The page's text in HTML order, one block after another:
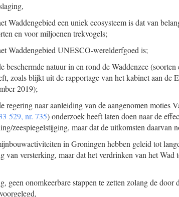
Waddengebied een uniek ecosysteem is dat van
en voor miljoenen trekvogels;
Waddengebied UNESCO-werelderfgoed is;
beschermde natuur in en rond de Waddenzee
zoals blijkt uit de rapportage van het kabinet aan de
2019);
regering naar aanleiding van de aangenomen moties
529, nr. 735) onderzoek heeft laten doen naar de
zeespiegelstijging, maar dat de uitkomsten daarvan
in Groningen hebben geleid tot
van versterking, maar dat het verdrinken van het Wad
geen onomkeerbare stappen te zetten zolang de